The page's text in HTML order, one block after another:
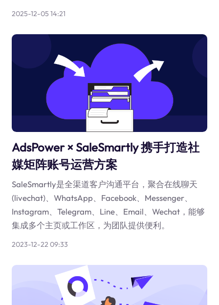
2025-12-05 14:21
AdsPower × SaleSmartly 携手打造社
媒矩阵账号运营方案
SaleSmartly是全渠道客户沟通平台，聚合在线聊天
(livechat)、WhatsApp、Facebook、Messenger、
Instagram、Telegram、Line、Email、Wechat，能够
集成多个主页或工作区，为团队提供便利。
2023-12-22 09:33